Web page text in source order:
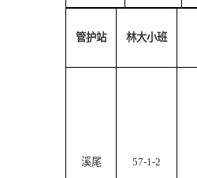
管护站 林大小班
溪尾 57-1-2